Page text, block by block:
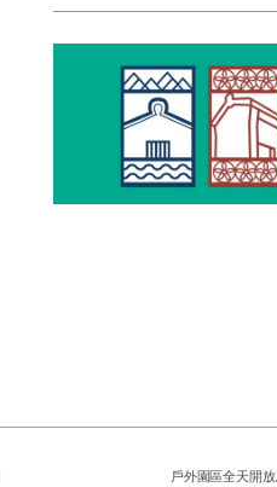
戶外園區全天開放